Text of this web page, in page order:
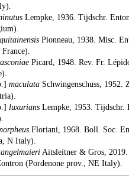
Lempke, 1936. Tijdschr.
Pionneau, 1938. Misc.
Picard, 1948. Rev. Fr.
maculata Schwingenschuss,
luxurians Lempke, 1953.
Floriani, 1968. Boll. Soc.
N Italy).
Aitsleitner & Gros,
(Pordenone prov., NE Italy).